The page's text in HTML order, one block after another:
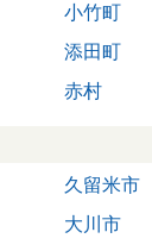
小竹町
添田町
赤村
久留米市
大川市